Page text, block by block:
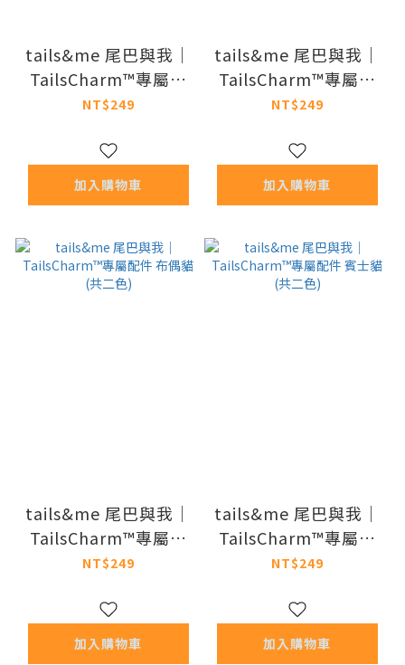
tails&me 尾巴與我｜
TailsCharm™專屬配
件 暹羅貓
NT$249
加入購物車
tails&me 尾巴與我｜
TailsCharm™專屬配
件 灰貓
NT$249
加入購物車
tails&me 尾巴與我｜
TailsCharm™專屬配
件 布偶貓 (共二色)
NT$249
加入購物車
tails&me 尾巴與我｜
TailsCharm™專屬配
件 賓士貓 (共二色)
NT$249
加入購物車